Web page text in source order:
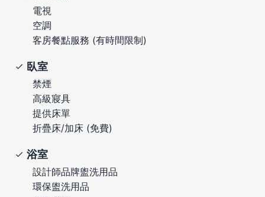
電視
空調
客房餐點服務 (有時間限制)
臥室
禁煙
高級寢具
提供床單
折疊床/加床 (免費)
浴室
設計師品牌盥洗用品
環保盥洗用品